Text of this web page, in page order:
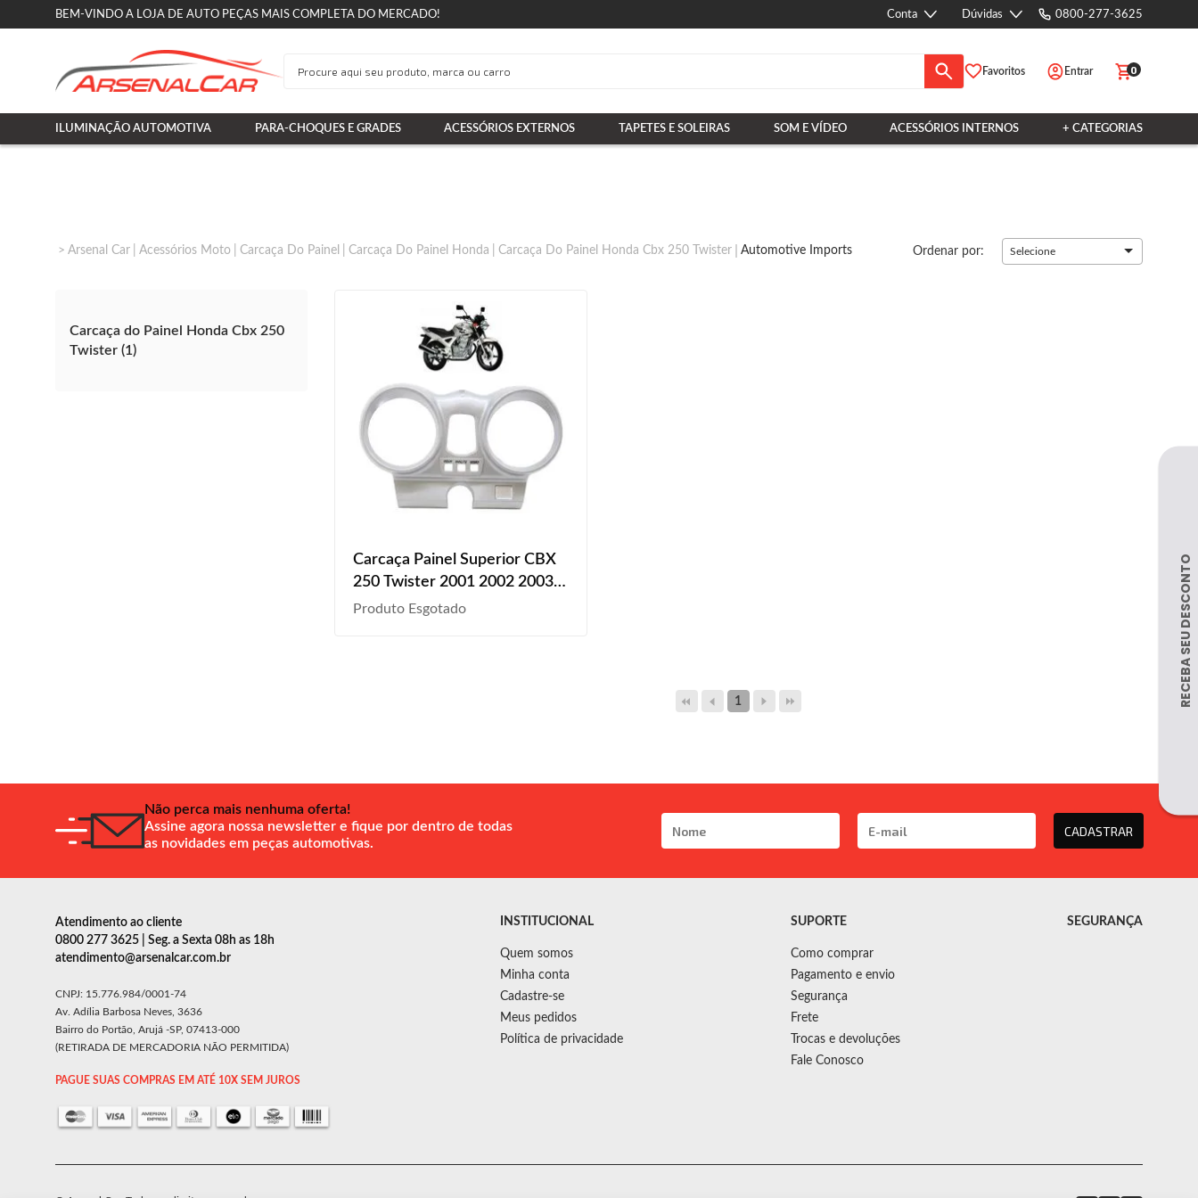
BEM-VINDO A LOJA DE AUTO PEÇAS MAIS COMPLETA DO MERCADO! Conta Dúvidas 0800-277-3625
Favoritos Entrar 0
ILUMINAÇÃO AUTOMOTIVA PARA-CHOQUES E GRADES ACESSÓRIOS EXTERNOS TAPETES E SOLEIRAS SOM E VÍDEO ACESSÓRIOS INTERNOS + CATEGORIAS
Arsenal Car Acessórios Moto Carcaça Do Painel Carcaça Do Painel Honda Carcaça Do Painel Honda Cbx 250 Twister Automotive Imports Ordenar por: Selecione
Carcaça do Painel Honda Cbx 250
Twister (1)
Carcaça Painel Superior CBX
250 Twister 2001 2002 2003
2004 2005 2006 2007 2008
Produto Esgotado
1
Não perca mais nenhuma oferta!
Assine agora nossa newsletter e fique por dentro de todas
as novidades em peças automotivas.
CADASTRAR
Atendimento ao cliente
0800 277 3625 | Seg. a Sexta 08h as 18h
atendimento@arsenalcar.com.br
CNPJ: 15.776.984/0001-74
Av. Adília Barbosa Neves, 3636
Bairro do Portão, Arujá -SP, 07413-000
(RETIRADA DE MERCADORIA NÃO PERMITIDA)
PAGUE SUAS COMPRAS EM ATÉ 10X SEM JUROS
INSTITUCIONAL
Quem somos
Minha conta
Cadastre-se
Meus pedidos
Política de privacidade
SUPORTE
Como comprar
Pagamento e envio
Segurança
Frete
Trocas e devoluções
Fale Conosco
SEGURANÇA